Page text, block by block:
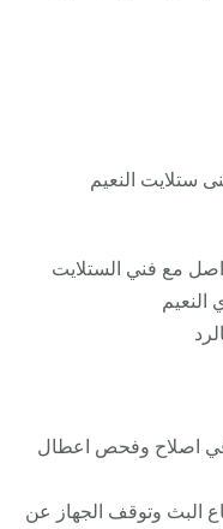
ستلايت النعيم
مع فني الستلايت
في اصلاح وفحص اعطال
البث وتوقف الجهاز عن